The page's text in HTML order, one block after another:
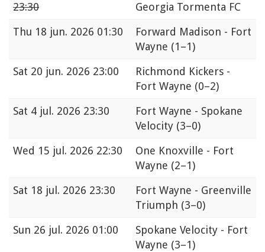
23:30
Georgia Tormenta FC
Thu 18 jun. 2026 01:30
Forward Madison - Fort
Wayne (1–1)
Sat 20 jun. 2026 23:00
Richmond Kickers -
Fort Wayne (0–2)
Sat 4 jul. 2026 23:30
Fort Wayne - Spokane
Velocity (3–0)
Wed 15 jul. 2026 22:30
One Knoxville - Fort
Wayne (2–1)
Sat 18 jul. 2026 23:30
Fort Wayne - Greenville
Triumph (3–0)
Sun 26 jul. 2026 01:00
Spokane Velocity - Fort
Wayne (3–1)